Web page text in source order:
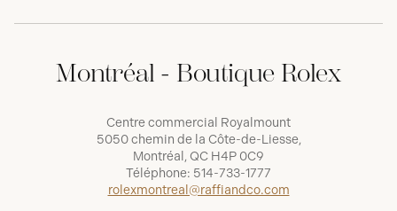
Montréal - Boutique Rolex
Centre commercial Royalmount
5050 chemin de la Côte-de-Liesse,
Montréal, QC H4P 0C9
Téléphone: 514-733-1777
rolexmontreal@raffiandco.com